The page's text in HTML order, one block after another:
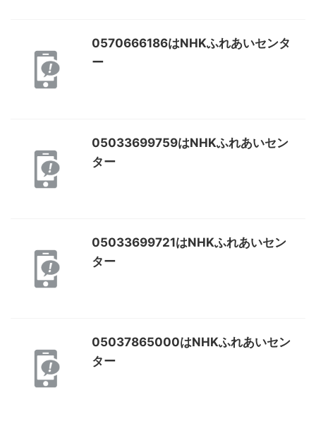
0570666186はNHKふれあいセンタ
ー
05033699759はNHKふれあいセン
ター
05033699721はNHKふれあいセン
ター
05037865000はNHKふれあいセン
ター